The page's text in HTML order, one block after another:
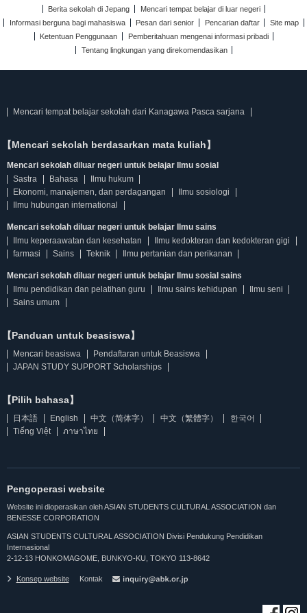
Berita sekolah di Jepang
Mencari tempat belajar di luar negeri
Informasi berguna bagi mahasiswa
Pesan dari senior Pencarian daftar
Site map
Ketentuan Penggunaan
Pemberitahuan mengenai informasi pribadi
Tentang lingkungan yang direkomendasikan
Mencari tempat belajar sekolah dari Kanagawa Pasca sarjana
【Mencari sekolah berdasarkan mata kuliah】
Mencari sekolah diluar negeri untuk belajar Ilmu sosial
Sastra
Bahasa
Ilmu hukum
Ekonomi, manajemen, dan perdagangan
Ilmu sosiologi
Ilmu hubungan international
Mencari sekolah diluar negeri untuk belajar Ilmu sains
Ilmu keperaawatan dan kesehatan
Ilmu kedokteran dan kedokteran gigi
farmasi
Sains Teknik Ilmu pertanian dan perikanan
Mencari sekolah diluar negeri untuk belajar Ilmu sosial sains
Ilmu pendidikan dan pelatihan guru
Ilmu sains kehidupan
Ilmu seni
Sains umum
【Panduan untuk beasiswa】
Mencari beasiswa
Pendaftaran untuk Beasiswa
JAPAN STUDY SUPPORT Scholarships
【Pilih bahasa】
日本語 English 中文（简体字） 中文（繁體字）
한국어
Tiếng Việt
ภาษาไทย
Pengoperasi website
Website ini dioperasikan oleh ASIAN STUDENTS CULTURAL ASSOCIATION dan
BENESSE CORPORATION
ASIAN STUDENTS CULTURAL ASSOCIATION Divisi Pendukung Pendidikan
Internasional
2-12-13 HONKOMAGOME, BUNKYO-KU, TOKYO 113-8642
Konsep website Kontak